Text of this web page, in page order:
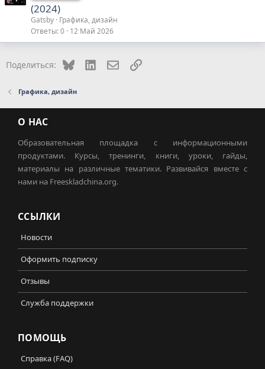
(2024)
Gatsby Графика, дизайн
Ответы 0 12 Май 2026
Поделиться: Bluesky LinkedInЭлектронная почта
Ссылка
Графика, дизайн
О НАС
Образовательная площадка с информационными
продуктами. Курсы, тренинги, книги, уроки, гайды,
материалы на различные тематики. Развивайся вместе с
нами на Freeskladchina.org.
ССЫЛКИ
Новости
Оформить подписку
Отзывы
Служба поддержки
ПОМОЩЬ
Справка (FAQ)